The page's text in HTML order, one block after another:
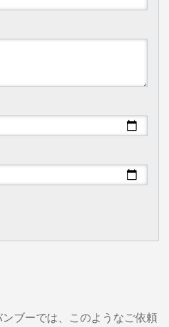
ブーでは、このようなご依頼